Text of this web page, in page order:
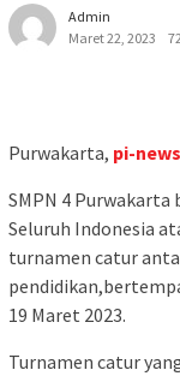
Admin
Maret 22, 2023
Purwakarta, pi-
SMPN 4 Purwakarta
Seluruh Indonesia
turnamen catur
19 Maret 2023.
Turnamen catur